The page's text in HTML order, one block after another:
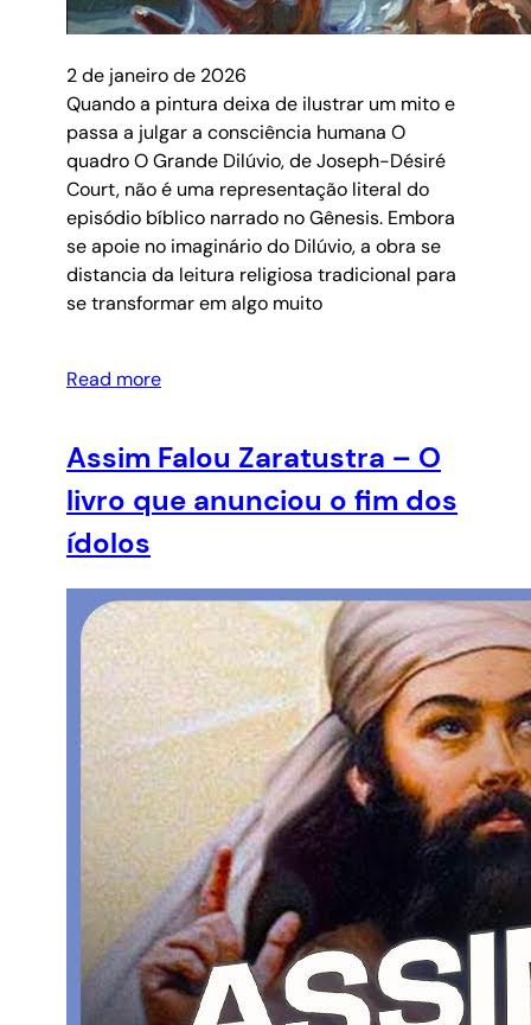
2 de janeiro de 2026
Quando a pintura deixa de ilustrar um mito e
passa a julgar a consciência humana O
quadro O Grande Dilúvio, de Joseph-Désiré
Court, não é uma representação literal do
episódio bíblico narrado no Gênesis. Embora
se apoie no imaginário do Dilúvio, a obra se
distancia da leitura religiosa tradicional para
se transformar em algo muito
Read more
Assim Falou Zaratustra – O
livro que anunciou o fim dos
ídolos